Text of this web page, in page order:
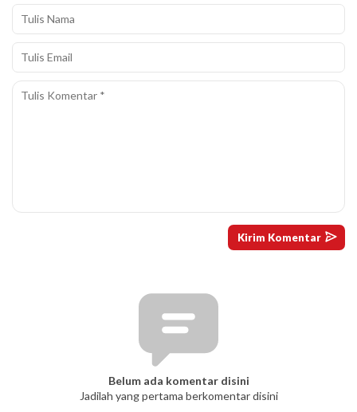
Belum ada komentar disini
Jadilah yang pertama berkomentar disini